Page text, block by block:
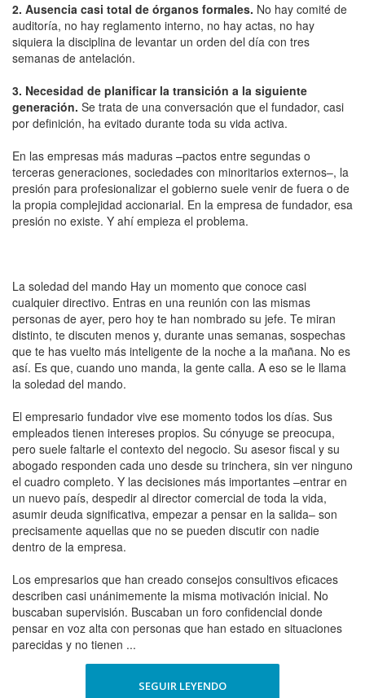
2. Ausencia casi total de órganos formales. No hay comité de
auditoría, no hay reglamento interno, no hay actas, no hay
siquiera la disciplina de levantar un orden del día con tres
semanas de antelación.
3. Necesidad de planificar la transición a la siguiente
generación. Se trata de una conversación que el fundador, casi
por definición, ha evitado durante toda su vida activa.
En las empresas más maduras –pactos entre segundas o
terceras generaciones, sociedades con minoritarios externos–, la
presión para profesionalizar el gobierno suele venir de fuera o de
la propia complejidad accionarial. En la empresa de fundador, esa
presión no existe. Y ahí empieza el problema.
La soledad del mando Hay un momento que conoce casi
cualquier directivo. Entras en una reunión con las mismas
personas de ayer, pero hoy te han nombrado su jefe. Te miran
distinto, te discuten menos y, durante unas semanas, sospechas
que te has vuelto más inteligente de la noche a la mañana. No es
así. Es que, cuando uno manda, la gente calla. A eso se le llama
la soledad del mando.
El empresario fundador vive ese momento todos los días. Sus
empleados tienen intereses propios. Su cónyuge se preocupa,
pero suele faltarle el contexto del negocio. Su asesor fiscal y su
abogado responden cada uno desde su trinchera, sin ver ninguno
el cuadro completo. Y las decisiones más importantes –entrar en
un nuevo país, despedir al director comercial de toda la vida,
asumir deuda significativa, empezar a pensar en la salida– son
precisamente aquellas que no se pueden discutir con nadie
dentro de la empresa.
Los empresarios que han creado consejos consultivos eficaces
describen casi unánimemente la misma motivación inicial. No
buscaban supervisión. Buscaban un foro confidencial donde
pensar en voz alta con personas que han estado en situaciones
parecidas y no tienen ...
SEGUIR LEYENDO